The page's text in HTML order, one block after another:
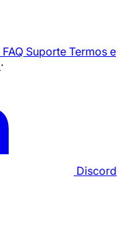
FAQ Suporte Termos e
·
Discord